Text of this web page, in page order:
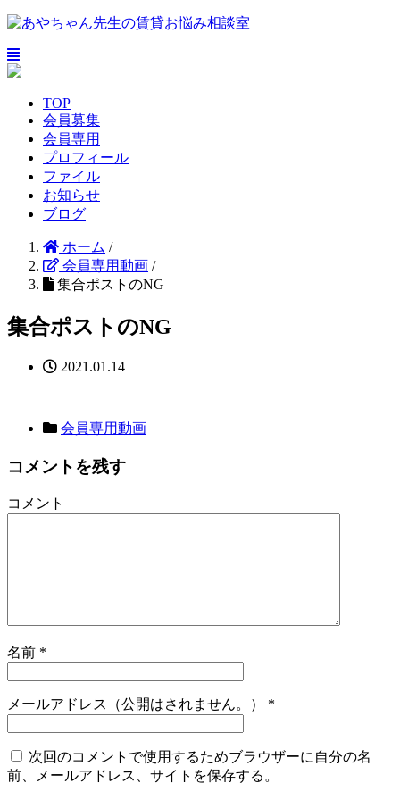
TOP
会員募集
会員専用
プロフィール
ファイル
お知らせ
ブログ
ホーム /
会員専用動画 /
集合ポストのNG
集合ポストのNG
2021.01.14
会員専用動画
コメントを残す
コメント
名前 *
メールアドレス（公開はされません。） *
次回のコメントで使用するためブラウザーに自分の名
前、メールアドレス、サイトを保存する。